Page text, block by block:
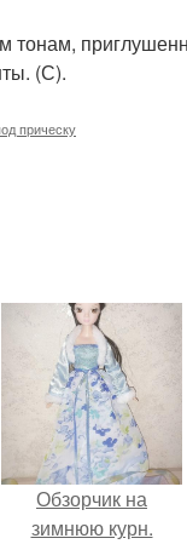
тонам,
(С).
прическу
Обзорчик на
зимнюю курн.